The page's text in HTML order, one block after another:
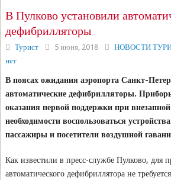
В Пулково установили
дефибрилляторы
Турист 5 июня, 2018 НОВОСТИ
нет
В поясах ожидания аэропорта Санкт-
автоматические дефибрилляторы.
оказания первой поддержки при
необходимости воспользоваться
пассажиры и посетители воздушной
Как известили в пресс-службе Пулково, для
автоматического дефибриллятора не